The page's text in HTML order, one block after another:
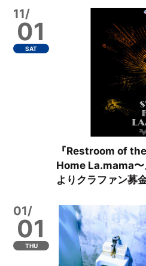
11/
01
SAT
『Restroom of
Home La.mama〜
よりクラファン募
01/
01
THU